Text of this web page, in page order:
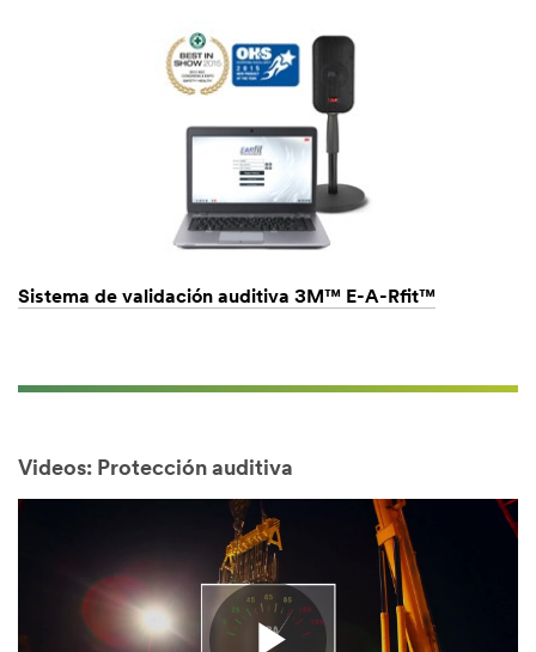
Sistema de validación auditiva 3M™ E-A-Rfit™
Videos: Protección auditiva